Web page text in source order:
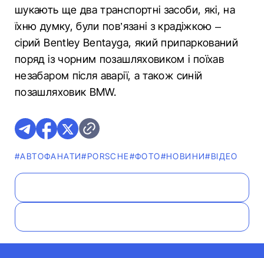
шукають ще два транспортні засоби, які, на
їхню думку, були пов’язані з крадіжкою –
сірий Bentley Bentayga, який припаркований
поряд із чорним позашляховиком і поїхав
незабаром після аварії, а також синій
позашляховик BMW.
#АВТОФАНАТИ#PORSCHE#ФОТО#НОВИНИ#ВІДЕО